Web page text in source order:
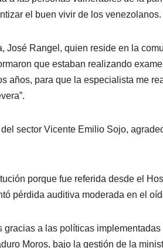
el buen vivir de los venezolanos.
José Rangel, quien reside en la
que estaban realizando
años, para que la especialista me
sector Vicente Emilio Sojo,
porque fue referida desde el
pérdida auditiva moderada en el
gracias a las políticas
Moros, bajo la gestión de la